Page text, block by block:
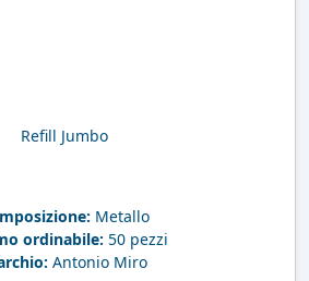
Refill Jumbo
Metallo
ordinabile: 50 pezzi
Antonio Miro